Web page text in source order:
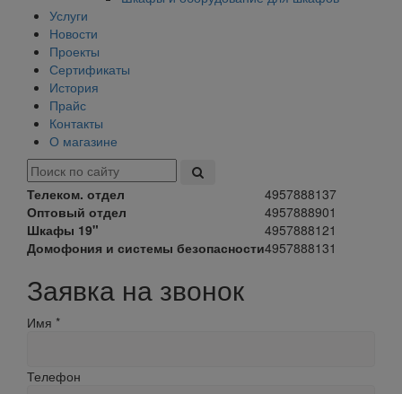
Услуги
Новости
Проекты
Сертификаты
История
Прайс
Контакты
О магазине
Телеком. отдел
4957888137
Оптовый отдел
4957888901
Шкафы 19"
4957888121
Домофония и системы безопасности4957888131
Заявка на звонок
Имя *
Телефон